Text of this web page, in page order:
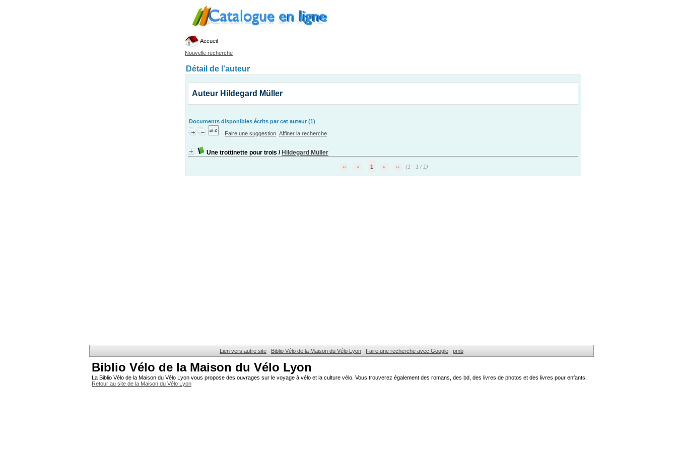
Accueil
Nouvelle recherche
Détail de l'auteur
Auteur Hildegard Müller
Documents disponibles écrits par cet auteur (1)
Faire une suggestion Affiner la recherche
Une trottinette pour trois / Hildegard Müller
1 (1 - 1 / 1)
Lien vers autre site Biblio Vélo de la Maison du Vélo Lyon Faire une recherche avec Google pmb
Biblio Vélo de la Maison du Vélo Lyon
La Biblio Vélo de la Maison du Vélo Lyon vous propose des ouvrages sur le voyage à vélo et la culture vélo. Vous trouverez également des romans, des bd, des livres de photos et des livres pour enfants.
Retour au site de la Maison du Vélo Lyon